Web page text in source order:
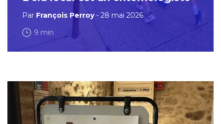
Par François Perroy- 28 mai 2026
9 min